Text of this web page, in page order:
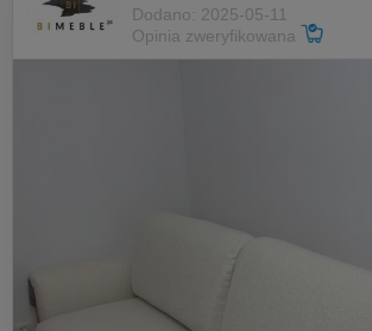
Dodano: 2025-05-11
Opinia zweryfikowana